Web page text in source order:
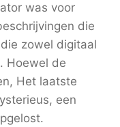
was voor
die
zowel digitaal
Hoewel de
Het laatste
een